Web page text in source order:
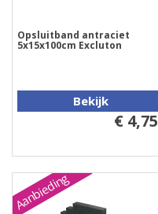
Opsluitband antraciet
5x15x100cm Excluton
Bekijk
€ 4,75
Aanbieding